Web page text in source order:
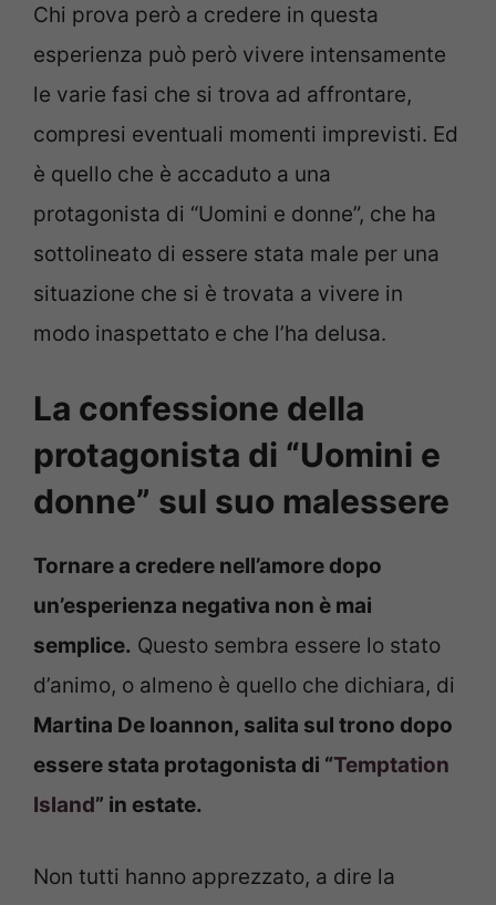
Chi prova però a credere in questa
esperienza può però vivere intensamente
le varie fasi che si trova ad affrontare,
compresi eventuali momenti imprevisti. Ed
è quello che è accaduto a una
protagonista di “Uomini e donne”, che ha
sottolineato di essere stata male per una
situazione che si è trovata a vivere in
modo inaspettato e che l’ha delusa.
La confessione della
protagonista di “Uomini e
donne” sul suo malessere
Tornare a credere nell’amore dopo
un’esperienza negativa non è mai
semplice. Questo sembra essere lo stato
d’animo, o almeno è quello che dichiara, di
Martina De Ioannon, salita sul trono dopo
essere stata protagonista di “Temptation
Island” in estate.
Non tutti hanno apprezzato, a dire la